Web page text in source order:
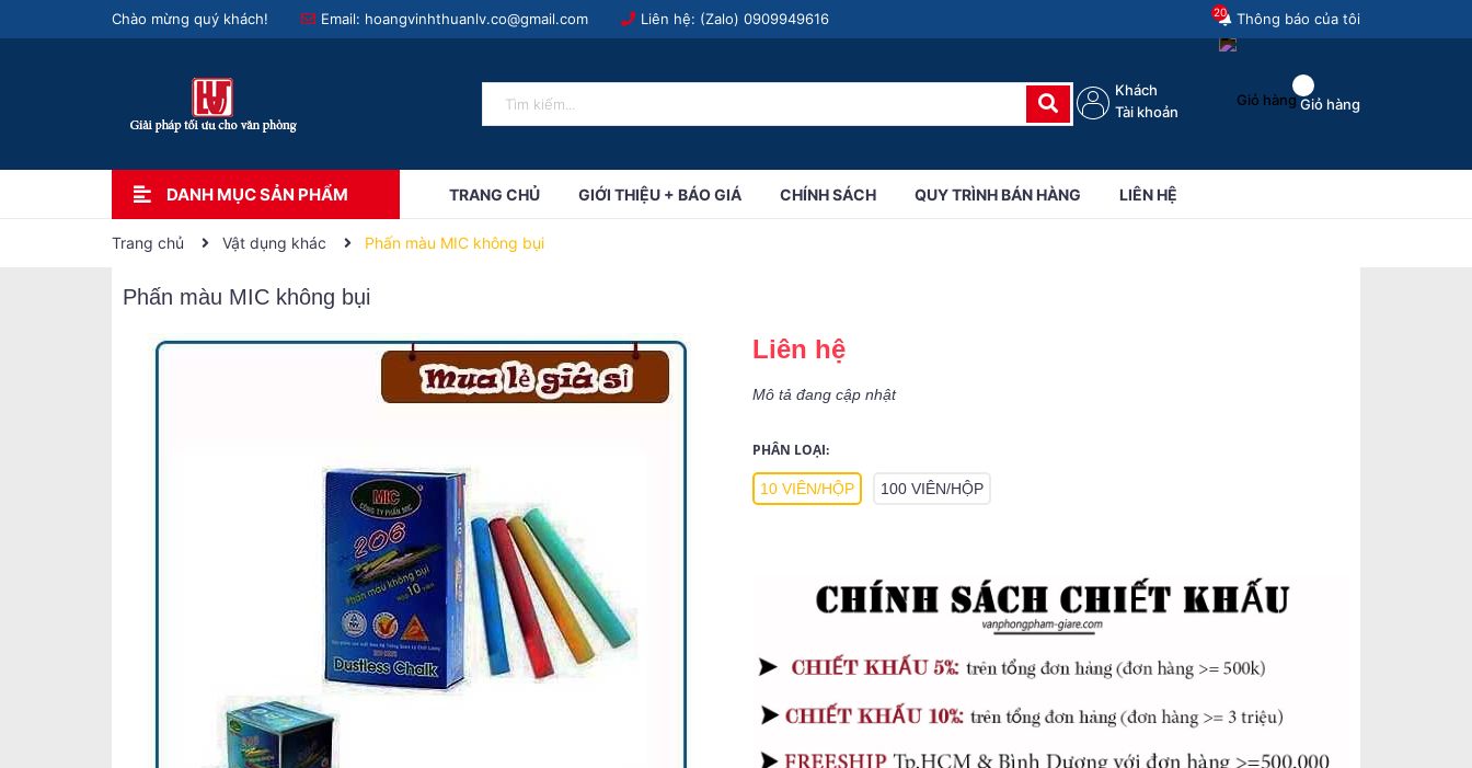
Chào mừng quý khách! Email: hoangvinhthuanlv.co@gmail.com Liên hệ: (Zalo) 0909949616 Thông báo của tôi
20
Giỏ hàng
Khách
Tài khoản
DANH MỤC SẢN PHẨM TRANG CHỦ GIỚI THIỆU + BÁO GIÁ CHÍNH SÁCH QUY TRÌNH BÁN HÀNG LIÊN HỆ
Trang chủ Vật dụng khác Phấn màu MIC không bụi
Phấn màu MIC không bụi
Liên hệ
Mô tả đang cập nhật
PHÂN LOẠI:
10 VIÊN/HỘP 100 VIÊN/HỘP